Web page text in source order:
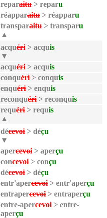
reparaitu > reparu
réapparaitu > réapparu
transparaitu > transparu
▲
acquéri > acquis
▼
acquéri > acquis
conquéri > conquis
enquéri > enquis
reconquéri > reconquis
requéri > requis
▲
décevoi > déçu
▼
apercevoi > aperçu
concevoi > conçu
décevoi > déçu
entr'apercevoi > entr'aperçu
entrapercevoi > entraperçu
entre-apercevoi > entre-
aperçu